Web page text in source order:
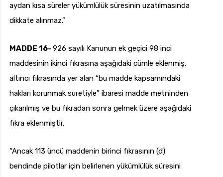
aydan kısa süreler yükümlülük süresinin uzatılmasında
dikkate alınmaz.”
MADDE 16- 926 sayılı Kanunun ek geçici 98 inci
maddesinin ikinci fıkrasına aşağıdaki cümle eklenmiş,
altıncı fıkrasında yer alan “bu madde kapsamındaki
hakları korunmak suretiyle” ibaresi madde metninden
çıkarılmış ve bu fıkradan sonra gelmek üzere aşağıdaki
fıkra eklenmiştir.
“Ancak 113 üncü maddenin birinci fıkrasının (d)
bendinde pilotlar için belirlenen yükümlülük süresini